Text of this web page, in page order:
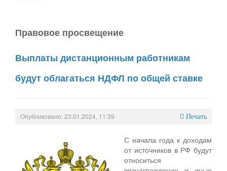
Правовое просвещение
Выплаты дистанционным работникам
будут облагаться НДФЛ по общей ставке
Опубликовано: 23.01.2024, 11:39 Печать
С начала года к доходам
от источников в РФ будут
относиться